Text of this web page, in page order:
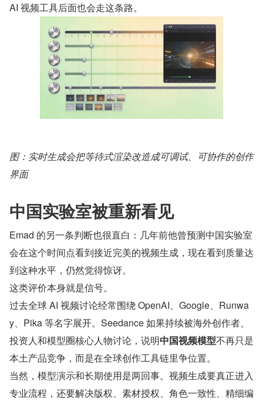
AI 视频工具后面也会走这条路。
图：实时生成会把等待式渲染改造成可调试、可协作的创作
界面
中国实验室被重新看见
Emad 的另一条判断也很直白：几年前他曾预测中国实验室
会在这个时间点看到接近完美的视频生成，现在看到质量达
到这种水平，仍然觉得惊讶。
这类评价本身就是信号。
过去全球 AI 视频讨论经常围绕 OpenAI、Google、Runwa
y、Pika 等名字展开。Seedance 如果持续被海外创作者、
投资人和模型圈核心人物讨论，说明中国视频模型不再只是
本土产品竞争，而是在全球创作工具链里争位置。
当然，模型演示和长期使用是两回事。视频生成要真正进入
专业流程，还要解决版权、素材授权、角色一致性、精细编